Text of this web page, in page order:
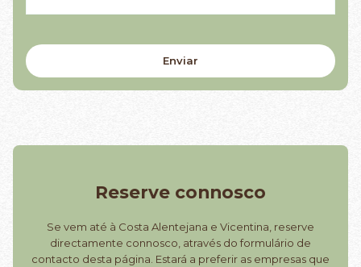
Reserve connosco
Se vem até à Costa Alentejana e Vicentina, reserve
directamente connosco, através do formulário de
contacto desta página. Estará a preferir as empresas que